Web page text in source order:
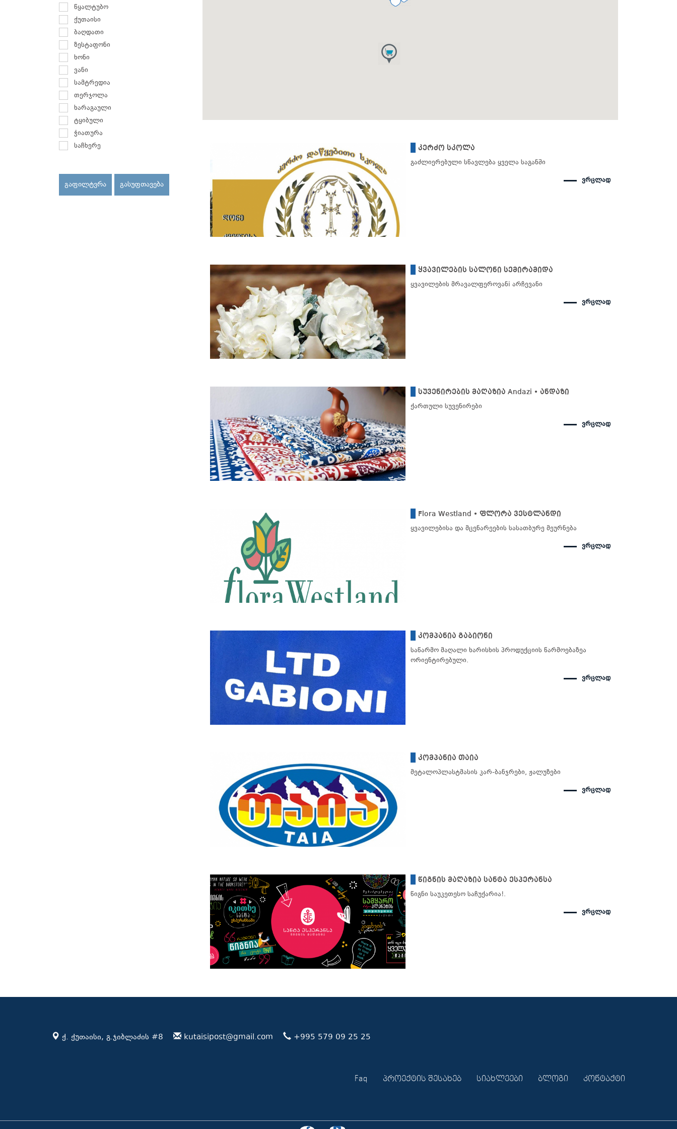
წყალტუბო
ქუთაისი
ბაღდათი
ზესტაფონი
ხონი
ვანი
სამტრედია
თერჯოლა
ხარაგაული
ტყიბული
ჭიათურა
საჩხერე
გაფილტვრა გასუფთავება
კერძო სკოლა
გაძლიერებული სწავლება ყველა საგანში
ვრცლად
ყვავილების სალონი სემირამიდა
ყვავილების მრავალფეროვანi არჩევანი
ვრცლად
სუვენირების მაღაზია Andazi • ანდაზი
ქართული სუვენირები
ვრცლად
Flora Westland • ფლორა ვესტლანდი
ყვავილებისა და მცენარეების სასათბურე მეურნება
ვრცლად
კომპანია გაბიონი
საწარმო მაღალი ხარისხის პროდუქციის წარმოებაზეა
ორიენტირებული.
ვრცლად
კომპანია თაია
მეტალოპლასტმასის კარ-ბანჯრები, ჟალუზები
ვრცლად
წიგნის მაღაზია სანტა ესპერანსა
წიგნი საუკეთესო საჩუქარია!.
ვრცლად
ქ. ქუთაისი, გ.ჯიბლაძის #8 kutaisipost@gmail.com +995 579 09 25 25
Faq პროექტის შესახებ სიახლეები ბლოგი კონტაქტი